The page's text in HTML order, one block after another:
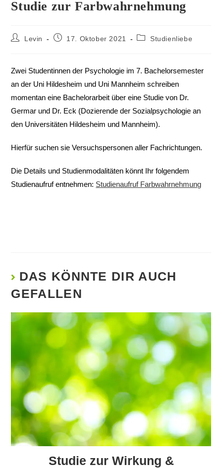
Studie zur Farbwahrnehmung
Levin 17. Oktober 2021 Studienliebe
Zwei Studentinnen der Psychologie im 7. Bachelorsemester
an der Uni Hildesheim und Uni Mannheim schreiben
momentan eine Bachelorarbeit über eine Studie von Dr.
Germar und Dr. Eck (Dozierende der Sozialpsychologie an
den Universitäten Hildesheim und Mannheim).
Hierfür suchen sie Versuchspersonen aller Fachrichtungen.
Die Details und Studienmodalitäten könnt Ihr folgendem
Studienaufruf entnehmen: Studienaufruf Farbwahrnehmung
DAS KÖNNTE DIR AUCH
GEFALLEN
Studie zur Wirkung &